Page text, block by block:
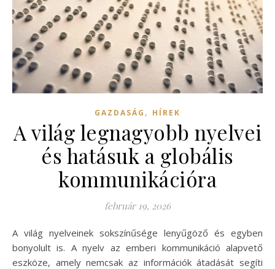
GAZDASÁG , HÍREK
A világ legnagyobb nyelvei
és hatásuk a globális
kommunikációra
február 19, 2026
A világ nyelveinek sokszínűsége lenyűgöző és egyben
bonyolult is. A nyelv az emberi kommunikáció alapvető
eszköze, amely nemcsak az információk átadását segíti